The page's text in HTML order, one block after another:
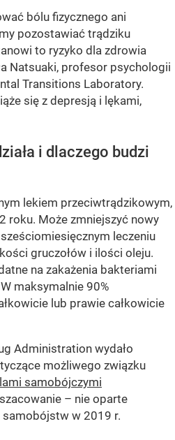
bólu fizycznego ani
pozostawiać trądziku
to ryzyko dla zdrowia
Natsuaki, profesor psychologii
Transitions Laboratory.
się z depresją i lękami,
i dlaczego budzi
lekiem przeciwtrądzikowym,
roku. Może zmniejszyć nowy
leczeniu
gruczołów i ilości oleju.
na zakażenia bakteriami
maksymalnie 90%
lub prawie całkowicie
Administration wydało
możliwego związku
samobójczymi
– nie oparte
samobójstw w 2019 r.